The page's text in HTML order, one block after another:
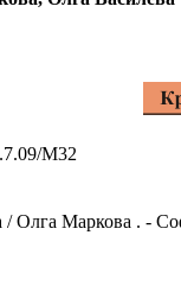
М32
/ Олга Маркова . -